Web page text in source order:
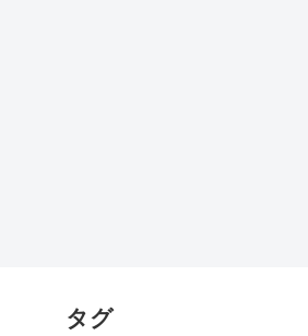
タグ